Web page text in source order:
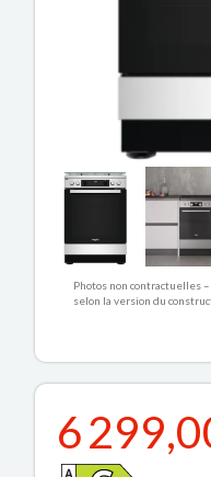
Photos non contractuelles
selon la version du
6